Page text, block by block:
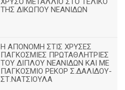
ΤΗΣ ΔΙΚΩΠΟΥ ΝΕΑΝΙΔΩΝ
Η ΑΠΟΝΟΜΗ ΣΤΙΣ ΧΡΥΣΕΣ
ΠΑΓΚΟΣΜΙΕΣ ΠΡΩΤΑΘΛΗΤΡΙΕΣ
ΤΟΥ ΔΙΠΛΟΥ ΝΕΑΝΙΔΩΝ ΚΑΙ ΜΕ
ΠΑΓΚΟΣΜΙΟ ΡΕΚΟΡ Σ.ΔΑΛΙΔΟΥ-
ΣΤ.ΝΑΤΣΙΟΥΛΑ